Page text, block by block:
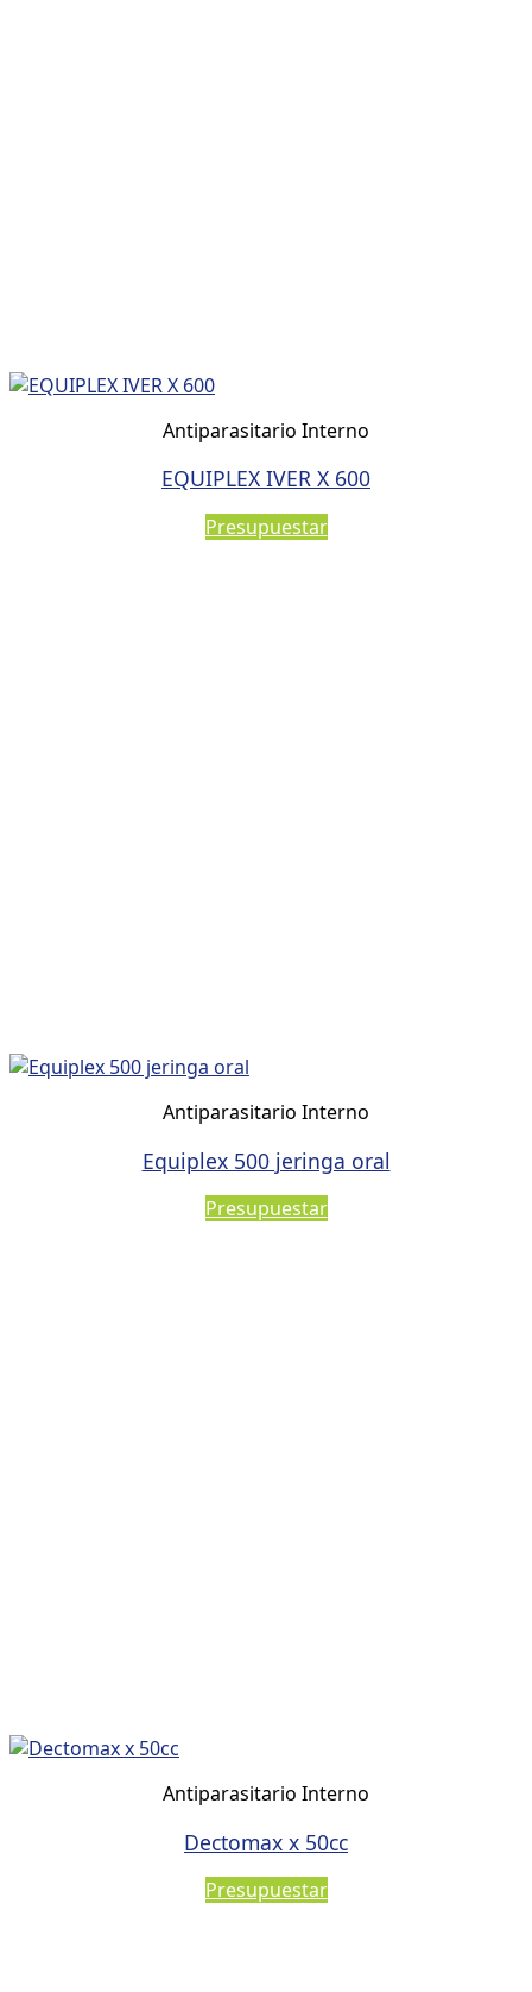
Antiparasitario Interno
EQUIPLEX IVER X 600
Presupuestar
Antiparasitario Interno
Equiplex 500 jeringa oral
Presupuestar
Antiparasitario Interno
Dectomax x 50cc
Presupuestar